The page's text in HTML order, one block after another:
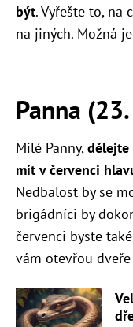
být. Vyřešte to, na
na jiných. Možná
Panna
Milé Panny,dělejte
mít v červenci
Nedbalost by se
brigádníci by
červenci byste
vám otevřou